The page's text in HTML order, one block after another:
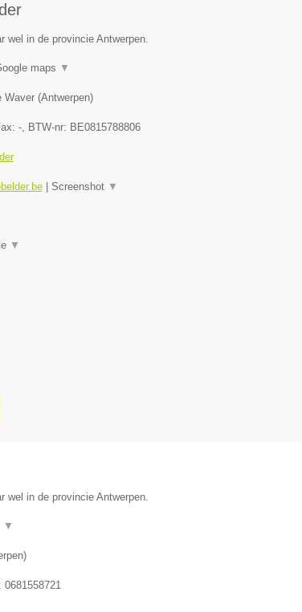
wel in de provincie Antwerpen.
maps ▼
Waver(Antwerpen)
-, BTW-nr: BE0815788806
| Screenshot ▼
▼
wel in de provincie Antwerpen.
▼
)
0681558721